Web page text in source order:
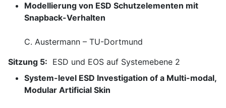
Modellierung von ESD Schutzelementen mit
Snapback-Verhalten
C. Austermann – TU-Dortmund
Sitzung 5: ESD und EOS auf Systemebene 2
System-level ESD Investigation of a Multi-modal,
Modular Artificial Skin